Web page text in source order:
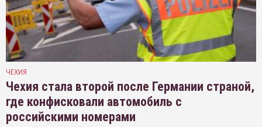
ЧЕХИЯ
Чехия стала второй после Германии страной,
где конфисковали автомобиль с
российскими номерами